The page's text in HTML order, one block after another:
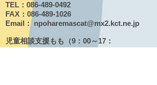
TEL：086-489-0492
FAX：086-489-1026
Email： npoharemascat@mx2.kct.ne.jp
児童相談支援もも（9：00～17：
15）